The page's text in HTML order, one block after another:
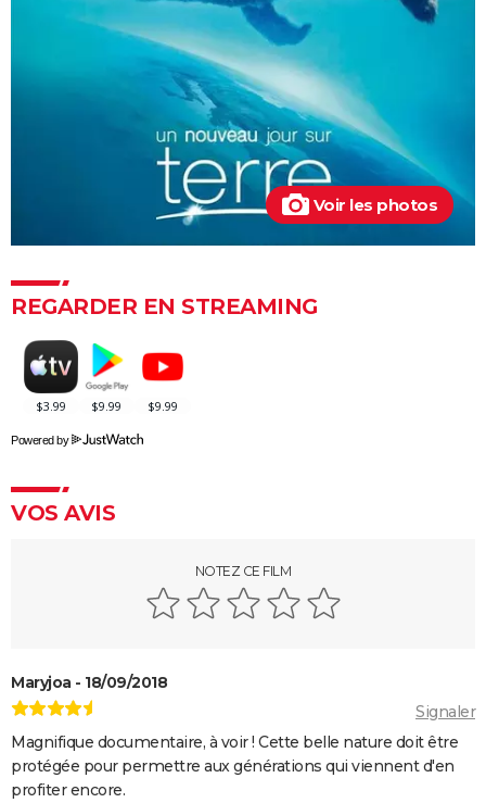
Voir les photos
REGARDER EN STREAMING
Powered by
VOS AVIS
NOTEZ CE FILM
Maryjoa - 18/09/2018
Signaler
Magnifique documentaire, à voir ! Cette belle nature doit être
protégée pour permettre aux générations qui viennent d'en
profiter encore.